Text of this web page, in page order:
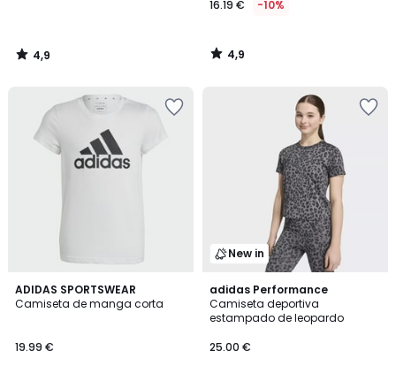
4,9
/
16.19 € -10%
4,9
/
ADIDAS SPORTSWEAR
Camiseta de manga corta
19.99 €
4,8
/ 5
New in
adidas Performance
Camiseta deportiva
estampado de leopardo
25.00 €